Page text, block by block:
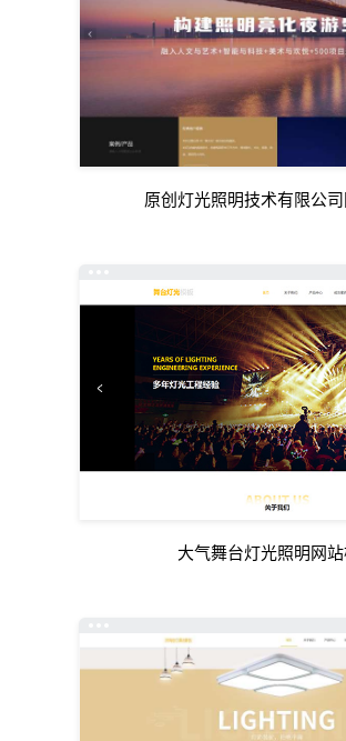
原创灯光照明技术有限公
大气舞台灯光照明网